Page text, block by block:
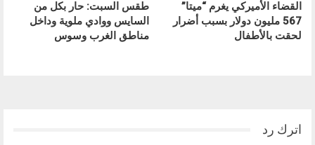
القضاء الأميركي يغرم “ميتا”
567 مليون دولار بسبب أضرار
لحقت بالأطفال
طقس السبت: حار بكل من
السايس ووادي ملوية وداخل
مناطق الغرب وسوس
اترك رد